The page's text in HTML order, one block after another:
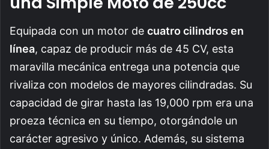
Equipada con un motor de cuatro cilindros en
línea, capaz de producir más de 45 CV, esta
maravilla mecánica entrega una potencia que
rivaliza con modelos de mayores cilindradas. Su
capacidad de girar hasta las 19,000 rpm era una
proeza técnica en su tiempo, otorgándole un
carácter agresivo y único. Además, su sistema